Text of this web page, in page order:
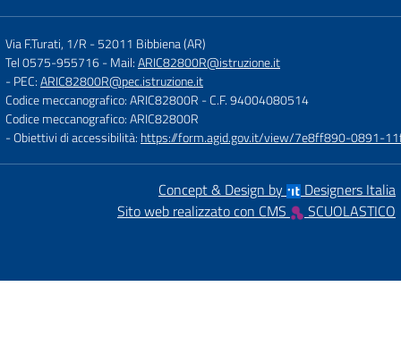
Via F.Turati, 1/R -52011 Bibbiena (AR)
Tel 0575-955716- Mail:ARIC82800R@istruzione.it
- PEC:ARIC82800R@pec.istruzione.it
Codice meccanografico: ARIC82800R - C.F. 94004080514
Codice meccanografico: ARIC82800R
- Obiettivi di accessibilità: https://form.agid.gov.it/view/7e8ff890-0891-
Concept & Design by
Designers Italia
Sito web realizzato con CMS
SCUOLASTICO